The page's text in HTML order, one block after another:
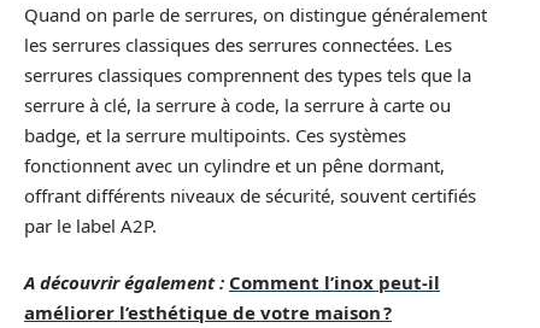
Quand on parle de serrures, on distingue généralement
les serrures classiques des serrures connectées. Les
serrures classiques comprennent des types tels que la
serrure à clé, la serrure à code, la serrure à carte ou
badge, et la serrure multipoints. Ces systèmes
fonctionnent avec un cylindre et un pêne dormant,
offrant différents niveaux de sécurité, souvent certifiés
par le label A2P.
A découvrir également : Comment l’inox peut-il
améliorer l’esthétique de votre maison ?